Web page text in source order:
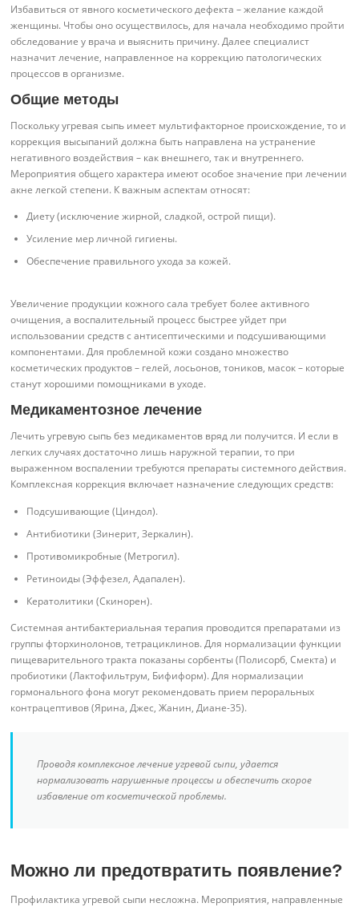
Избавиться от явного косметического дефекта – желание каждой
женщины. Чтобы оно осуществилось, для начала необходимо пройти
обследование у врача и выяснить причину. Далее специалист
назначит лечение, направленное на коррекцию патологических
процессов в организме.
Общие методы
Поскольку угревая сыпь имеет мультифакторное происхождение, то и
коррекция высыпаний должна быть направлена на устранение
негативного воздействия – как внешнего, так и внутреннего.
Мероприятия общего характера имеют особое значение при лечении
акне легкой степени. К важным аспектам относят:
Диету (исключение жирной, сладкой, острой пищи).
Усиление мер личной гигиены.
Обеспечение правильного ухода за кожей.
Увеличение продукции кожного сала требует более активного
очищения, а воспалительный процесс быстрее уйдет при
использовании средств с антисептическими и подсушивающими
компонентами. Для проблемной кожи создано множество
косметических продуктов – гелей, лосьонов, тоников, масок – которые
станут хорошими помощниками в уходе.
Медикаментозное лечение
Лечить угревую сыпь без медикаментов вряд ли получится. И если в
легких случаях достаточно лишь наружной терапии, то при
выраженном воспалении требуются препараты системного действия.
Комплексная коррекция включает назначение следующих средств:
Подсушивающие (Циндол).
Антибиотики (Зинерит, Зеркалин).
Противомикробные (Метрогил).
Ретиноиды (Эффезел, Адапален).
Кератолитики (Скинорен).
Системная антибактериальная терапия проводится препаратами из
группы фторхинолонов, тетрациклинов. Для нормализации функции
пищеварительного тракта показаны сорбенты (Полисорб, Смекта) и
пробиотики (Лактофильтрум, Бифиформ). Для нормализации
гормонального фона могут рекомендовать прием пероральных
контрацептивов (Ярина, Джес, Жанин, Диане-35).
Проводя комплексное лечение угревой сыпи, удается
нормализовать нарушенные процессы и обеспечить скорое
избавление от косметической проблемы.
Можно ли предотвратить появление?
Профилактика угревой сыпи несложна. Мероприятия, направленные